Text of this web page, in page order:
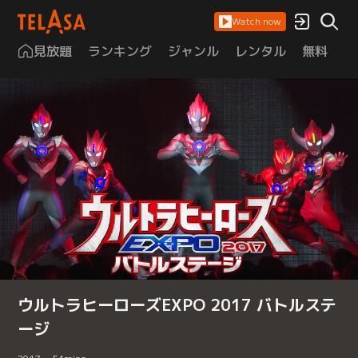
Watch now
見放題 ランキング ジャンル レンタル 無料
ウルトラヒーローズEXPO 2017 バトルステ
ージ